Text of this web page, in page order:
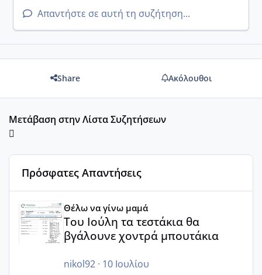
Απαντήστε σε αυτή τη συζήτηση...
Share Ακόλουθοι
Μετάβαση στην Λίστα Συζητήσεων
Πρόσφατες Απαντήσεις
Θέλω να γίνω μαμά
Του Ιούλη τα τεστάκια θα
βγάλουνε χοντρά μπουτάκια
nikol92· 10 Ιουλίου